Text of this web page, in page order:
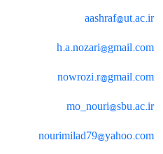
aashraf@ut.ac.ir
h.a.nozari@gmail.com
nowrozi.r@gmail.com
mo_nouri@sbu.ac.ir
nourimilad79@yahoo.com